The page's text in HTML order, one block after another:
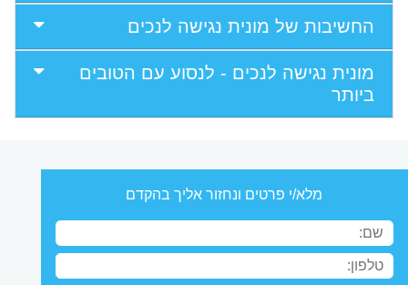
החשיבות של מונית נגישה לנכים
מונית נגישה לנכים - לנסוע עם הטובים
ביותר
מלא/י פרטים ונחזור אליך בהקדם